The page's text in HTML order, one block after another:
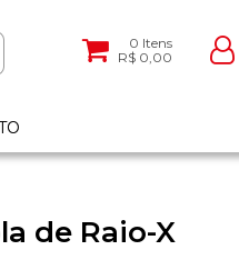
0 Itens
R$ 0,00
de Raio-X